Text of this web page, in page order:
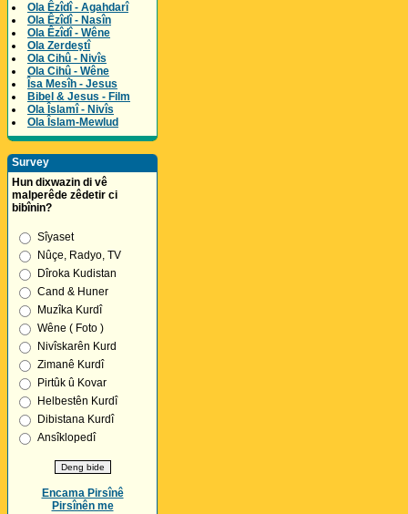
Ola Êzîdî - Agahdarî
Ola Êzîdî - Nasîn
Ola Êzîdî - Wêne
Ola Zerdeştî
Ola Cihû - Nivîs
Ola Cihû - Wêne
Îsa Mesîh - Jesus
Bibel & Jesus - Film
Ola Îslamî - Nivîs
Ola Îslam-Mewlud
Survey
Hun dixwazin di vê
malperêde zêdetir ci
bibînin?
Sîyaset
Nûçe, Radyo, TV
Dîroka Kudistan
Cand & Huner
Muzîka Kurdî
Wêne ( Foto )
Nivîskarên Kurd
Zimanê Kurdî
Pirtûk û Kovar
Helbestên Kurdî
Dibistana Kurdî
Ansîklopedî
Encama Pirsînê
Pirsînên me